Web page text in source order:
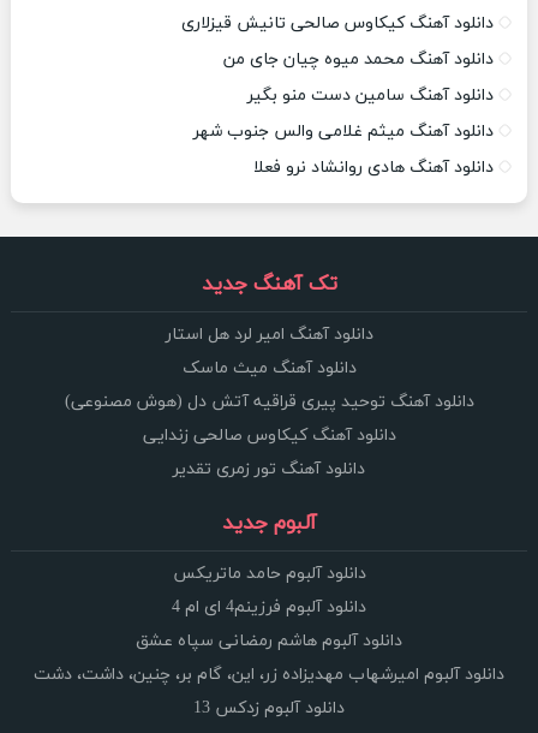
دانلود آهنگ کیکاوس صالحی تانیش قیزلاری
دانلود آهنگ محمد میوه چیان جای من
دانلود آهنگ سامین دست منو بگیر
دانلود آهنگ میثم غلامی والس جنوب شهر
دانلود آهنگ هادی روانشاد نرو فعلا
تک آهنگ جدید
دانلود آهنگ امیر لرد هل استار
دانلود آهنگ میث ماسک
دانلود آهنگ توحید پیری قراقیه آتش دل (هوش مصنوعی)
دانلود آهنگ کیکاوس صالحی زندایی
دانلود آهنگ تور زمری تقدیر
آلبوم جدید
دانلود آلبوم حامد ماتریکس
دانلود آلبوم فرزینم4 ای ام 4
دانلود آلبوم هاشم رمضانی سپاه عشق
دانلود آلبوم امیرشهاب مهدیزاده زر، این، گام بر، چنین، داشت، دشت
دانلود آلبوم زدکس 13